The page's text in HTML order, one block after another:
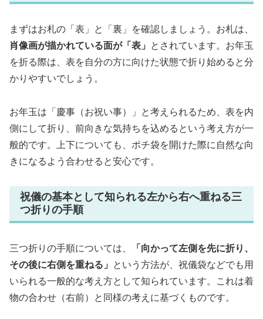
まずはお札の「表」と「裏」を確認しましょう。お札は、
肖像画が描かれている面が「表」
とされています。お年玉
を折る際は、表を自分の方に向けた状態で折り始めると分
かりやすいでしょう。
お年玉は「慶事（お祝い事）」と考えられるため、表を内
側にして折り、前向きな気持ちを込めるという考え方が一
般的です。上下についても、ポチ袋を開けた際に自然な向
きになるよう合わせると安心です。
祝儀の基本として知られる左から右へ重ねる三
つ折りの手順
三つ折りの手順については、
「向かって左側を先に折り、
その後に右側を重ねる」
という方法が、祝儀袋などでも用
いられる一般的な考え方として知られています。これは着
物の合わせ（右前）と同様の考えに基づくものです。